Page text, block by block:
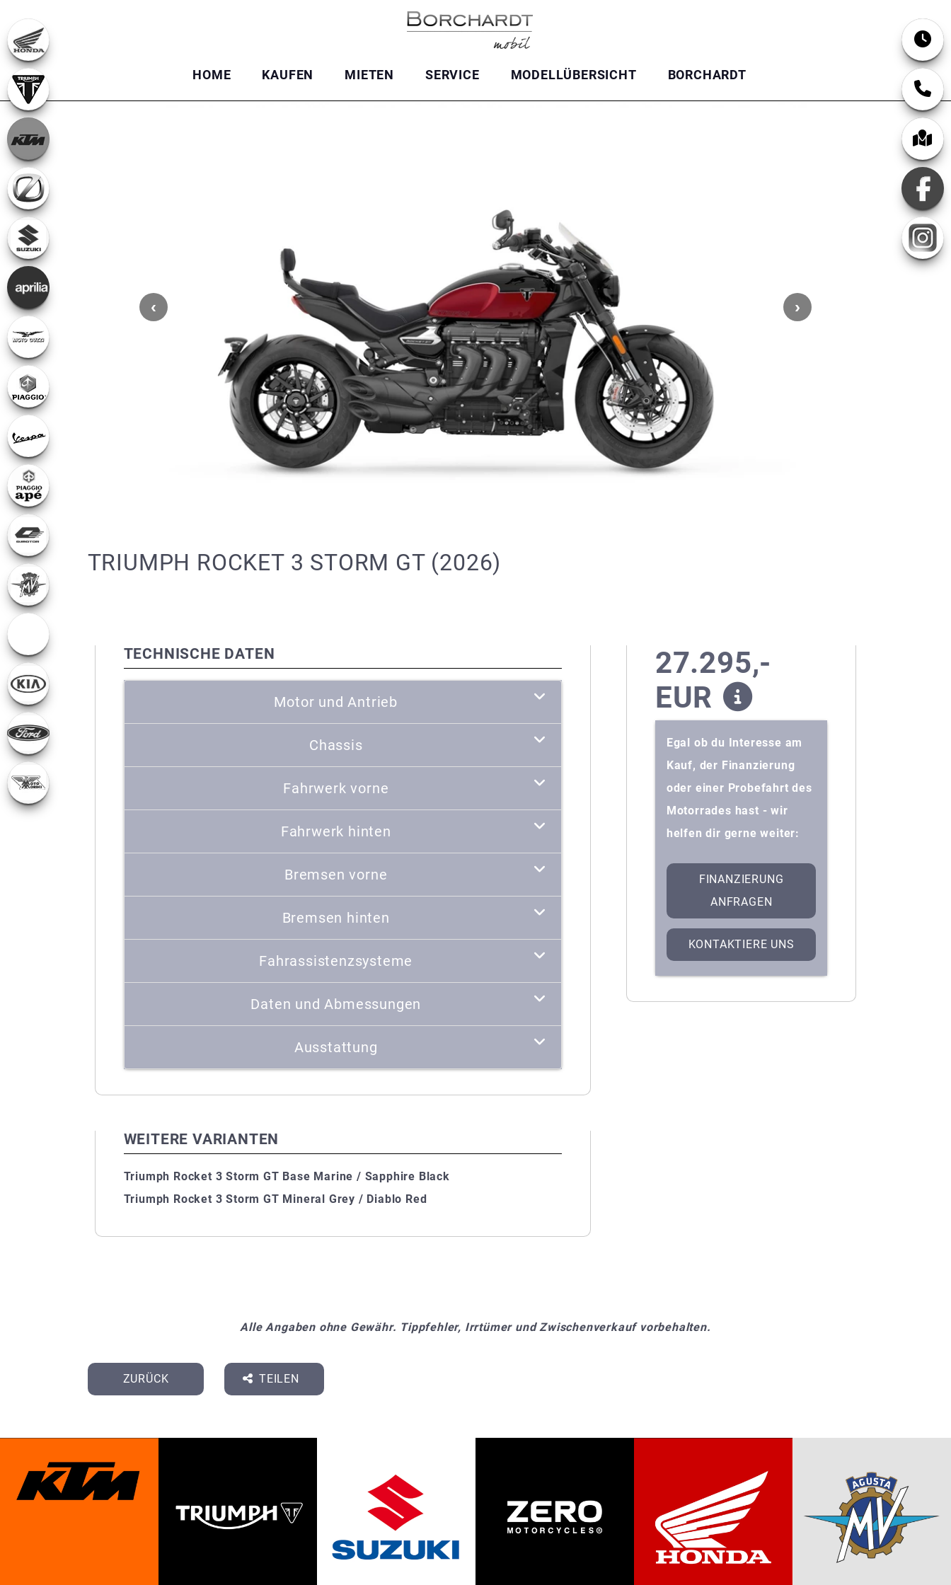
HOME KAUFEN MIETEN SERVICE MODELLÜBERSICHT BORCHARDT
TRIUMPH ROCKET 3 STORM GT (2026)
TECHNISCHE DATEN
Motor und Antrieb
Chassis
Fahrwerk vorne
Fahrwerk hinten
Bremsen vorne
Bremsen hinten
Fahrassistenzsysteme
Daten und Abmessungen
Ausstattung
WEITERE VARIANTEN
Triumph Rocket 3 Storm GT Base Marine / Sapphire Black
Triumph Rocket 3 Storm GT Mineral Grey / Diablo Red
27.295,-
EUR
Egal ob du Interesse am
Kauf, der Finanzierung
oder einer Probefahrt des
Motorrades hast - wir
helfen dir gerne weiter:
FINANZIERUNG
ANFRAGEN
KONTAKTIERE UNS
Alle Angaben ohne Gewähr. Tippfehler, Irrtümer und Zwischenverkauf vorbehalten.
ZURÜCK TEILEN